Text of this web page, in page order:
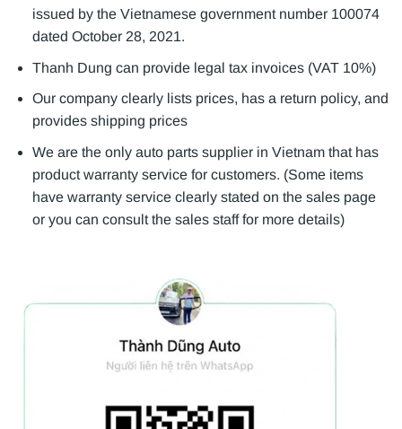
issued by the Vietnamese government number 100074
dated October 28, 2021.
Thanh Dung can provide legal tax invoices (VAT 10%)
Our company clearly lists prices, has a return policy, and
provides shipping prices
We are the only auto parts supplier in Vietnam that has
product warranty service for customers. (Some items
have warranty service clearly stated on the sales page
or you can consult the sales staff for more details)